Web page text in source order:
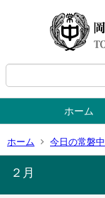
ホーム
ホーム 今日の常磐中
２月